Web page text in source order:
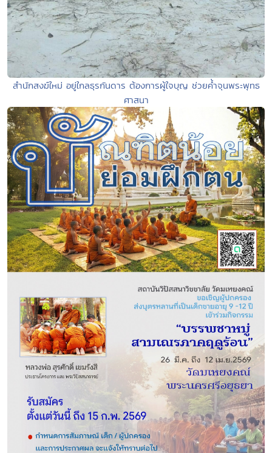
สำนักสงฆ์ใหม่ อยู่ใกลธุรกันดาร ต้องการผู้ใจบุญ ช่วยค้ำจุนพระพุทธ
ศาสนา